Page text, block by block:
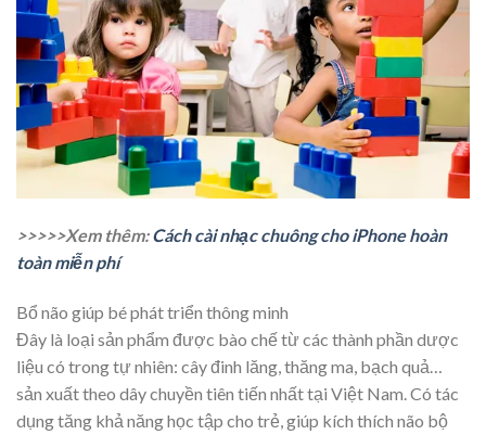
>>>>>Xem thêm:Cách cài nhạc chuông cho iPhone hoàn
toàn miễn phí
Bổ não giúp bé phát triển thông minh
Đây là loại sản phẩm được bào chế từ các thành phần dược
liệu có trong tự nhiên: cây đinh lăng, thăng ma, bạch quả…
sản xuất theo dây chuyền tiên tiến nhất tại Việt Nam. Có tác
dụng tăng khả năng học tập cho trẻ, giúp kích thích não bộ